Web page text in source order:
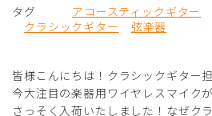
タグ
アコースティックギター
クラシックギター
弦楽器
皆様こんにちは！クラシックギター
今大注目の楽器用ワイヤレスマイク
さっそく入荷いたしました！なぜク